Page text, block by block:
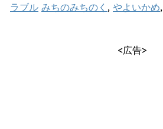
ラブル みちのみちのく , やよいかめ,
<広告>